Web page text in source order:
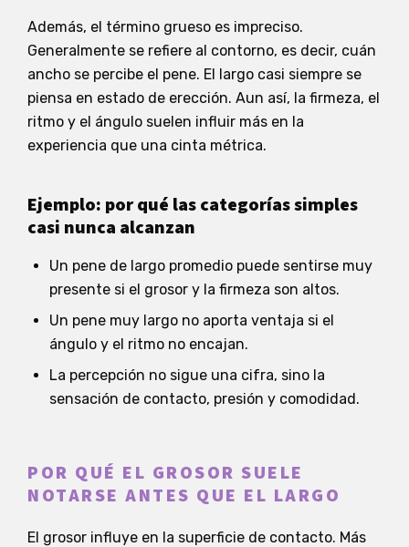
Además, el término grueso es impreciso.
Generalmente se refiere al contorno, es decir, cuán
ancho se percibe el pene. El largo casi siempre se
piensa en estado de erección. Aun así, la firmeza, el
ritmo y el ángulo suelen influir más en la
experiencia que una cinta métrica.
Ejemplo: por qué las categorías simples
casi nunca alcanzan
Un pene de largo promedio puede sentirse muy
presente si el grosor y la firmeza son altos.
Un pene muy largo no aporta ventaja si el
ángulo y el ritmo no encajan.
La percepción no sigue una cifra, sino la
sensación de contacto, presión y comodidad.
POR QUÉ EL GROSOR SUELE
NOTARSE ANTES QUE EL LARGO
El grosor influye en la superficie de contacto. Más